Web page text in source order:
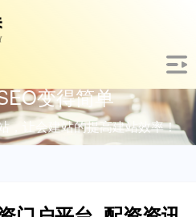
变得简单
，让会建站的提高建站效率！